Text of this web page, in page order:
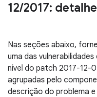
12/2017:
Nas seções abaixo,
uma das
nível do patch 2017-12-
agrupadas pelo
descrição do problema